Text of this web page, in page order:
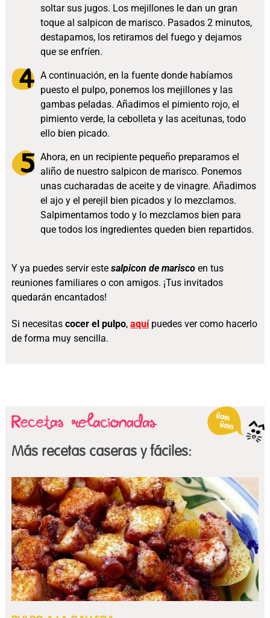
soltar sus jugos. Los mejillones le dan un gran
toque al salpicon de marisco. Pasados 2 minutos,
destapamos, los retiramos del fuego y dejamos
que se enfríen.
A continuación, en la fuente donde habíamos
puesto el pulpo, ponemos los mejillones y las
gambas peladas. Añadimos el pimiento rojo, el
pimiento verde, la cebolleta y las aceitunas, todo
ello bien picado.
Ahora, en un recipiente pequeño preparamos el
aliño de nuestro salpicon de marisco. Ponemos
unas cucharadas de aceite y de vinagre. Añadimos
el ajo y el perejil bien picados y lo mezclamos.
Salpimentamos todo y lo mezclamos bien para
que todos los ingredientes queden bien repartidos.
Y ya puedes servir este salpicon de mariscoen tus
reuniones familiares o con amigos. ¡Tus invitados
quedarán encantados!
Si necesitas cocer el pulpo, aquípuedes ver como hacerlo
de forma muy sencilla.
Más recetas caseras y fáciles: